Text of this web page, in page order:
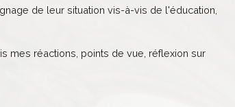
de leur situation vis-à-vis de l'éducation,
mes réactions, points de vue, réflexion sur